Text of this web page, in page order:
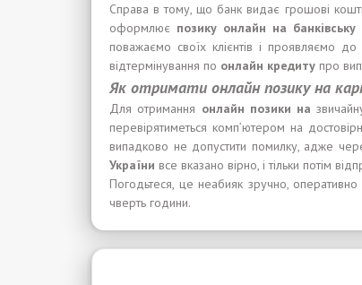
Справа в тому, що банк видає грошові кошти
оформлює позику онлайн на
поважаємо своїх клієнтів і проявляємо
відтермінування по онлайн кредиту про
Як отримати онлайн позику на
Для отримання онлайн позики на
перевірятиметься комп’ютером на
випадково не допустити помилку, адже
України все вказано вірно, і тільки потім
Погодьтеся, це неабияк зручно,
чверть години.